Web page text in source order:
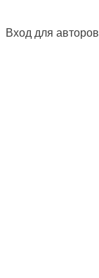
Вход для авторов